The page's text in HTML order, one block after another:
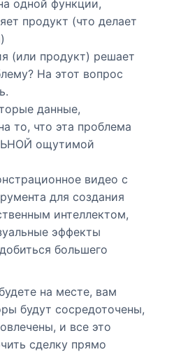
одной функции,
продукт (что делает
(или продукт) решает
На этот вопрос
данные,
то, что эта проблема
ощутимой
видео с
для создания
интеллектом,
эффекты
большего
на месте, вам
будут сосредоточены,
и все это
сделку прямо